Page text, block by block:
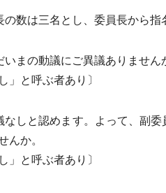
数は三名とし、委員長から指
まの動議にご異議ありません
呼ぶ者あり〕
しと認めます。よって、副委
んか。
呼ぶ者あり〕